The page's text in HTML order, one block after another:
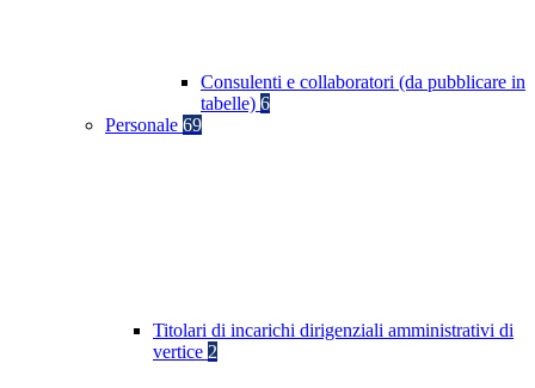
Consulenti e collaboratori (da pubblicare in
tabelle) 6
Personale 69
Titolari di incarichi dirigenziali amministrativi di
vertice 2